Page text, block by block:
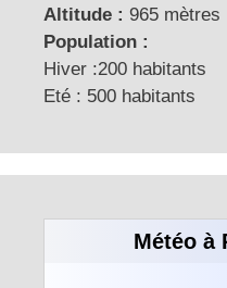
Altitude : 965 mètres
Population :
Hiver :200 habitants
Eté : 500 habitants
Météo à